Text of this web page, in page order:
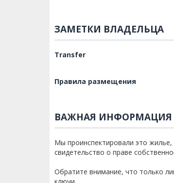
ЗАМЕТКИ ВЛАДЕЛЬЦА
Transfer
Правила размещения
ВАЖНАЯ ИНФОРМАЦИЯ
Мы проинспектировали это
свидетельство о праве
Обратите внимание, что только